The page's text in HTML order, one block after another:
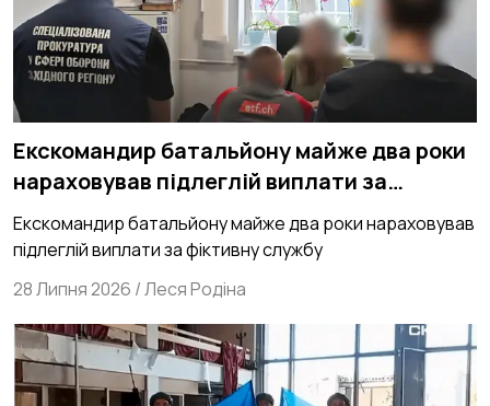
Екскомандир батальйону майже два роки
нараховував підлеглій виплати за
фіктивну службу
Екскомандир батальйону майже два роки нараховував
підлеглій виплати за фіктивну службу
28 Липня 2026 /Леся Родіна